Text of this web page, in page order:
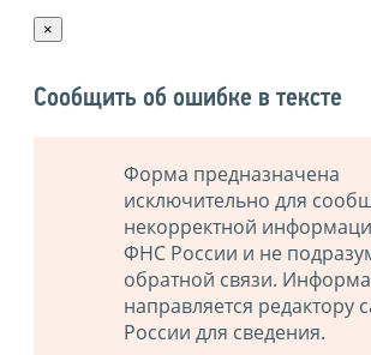
×
Сообщить об ошибке в тексте
Форма предназначена
исключительно для
некорректной
ФНС России и не
обратной связи.
направляется редактору
России для сведения.